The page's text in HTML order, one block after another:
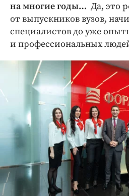
на многие годы… Да, это
от выпускников вузов,
специалистов до уже
и профессиональных